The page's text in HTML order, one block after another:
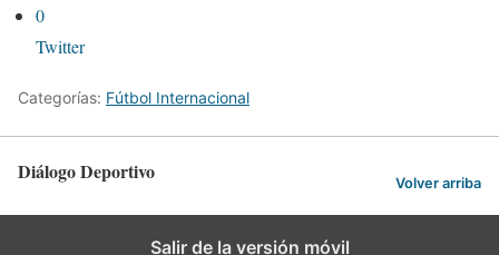
0
Twitter
Categorías: Fútbol Internacional
Diálogo Deportivo Volver arriba
Salir de la versión móvil